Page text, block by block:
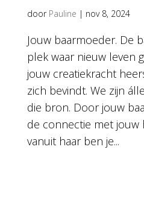
door Pauline | nov 8, 2024
Jouw baarmoeder. De
plek waar nieuw leven
jouw creatiekracht
zich bevindt. We zijn
die bron. Door jouw
de connectie met jouw
vanuit haar ben je...